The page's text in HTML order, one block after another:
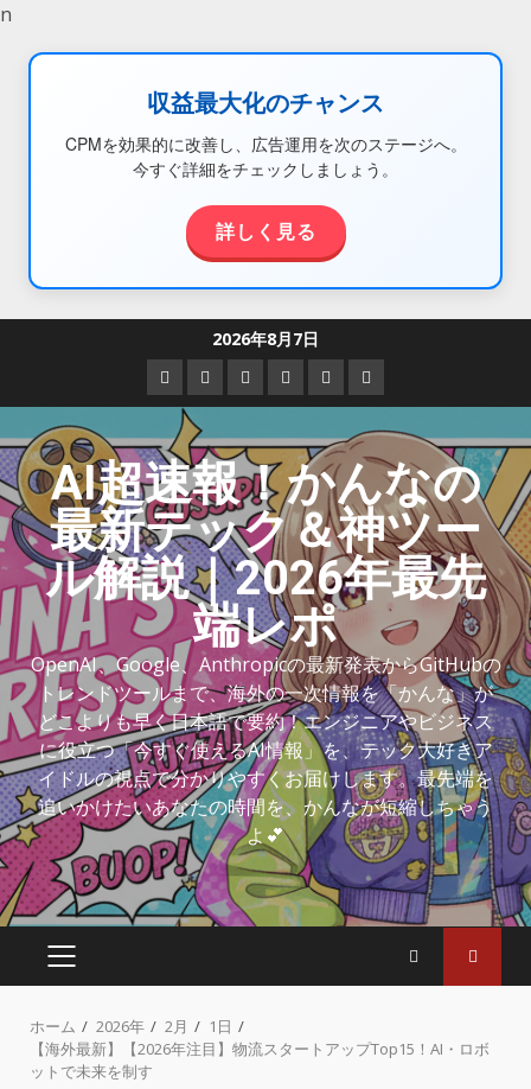
n
収益最大化のチャンス
CPMを効果的に改善し、広告運用を次のステージへ。
今すぐ詳細をチェックしましょう。
詳しく見る
2026年8月7日
AI超速報！かんなの
最新テック＆神ツー
ル解説｜2026年最先
端レポ
OpenAI、Google、Anthropicの最新発表からGitHubの
トレンドツールまで、海外の一次情報を「かんな」が
どこよりも早く日本語で要約！エンジニアやビジネス
に役立つ「今すぐ使えるAI情報」を、テック大好きア
イドルの視点で分かりやすくお届けします。最先端を
追いかけたいあなたの時間を、かんなが短縮しちゃう
よ💕
ホーム 2026年 2月
1日
【海外最新】【2026年注目】物流スタートアップTop15！AI・ロボ
ットで未来を制す